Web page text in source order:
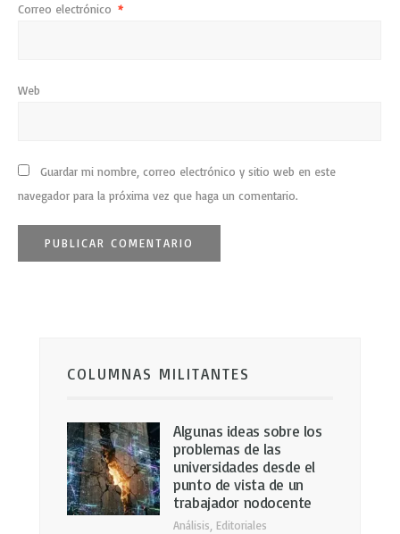
Correo electrónico *
Web
Guardar mi nombre, correo electrónico y sitio web en este
navegador para la próxima vez que haga un comentario.
COLUMNAS MILITANTES
Algunas ideas sobre los
problemas de las
universidades desde el
punto de vista de un
trabajador nodocente
Análisis Editoriales